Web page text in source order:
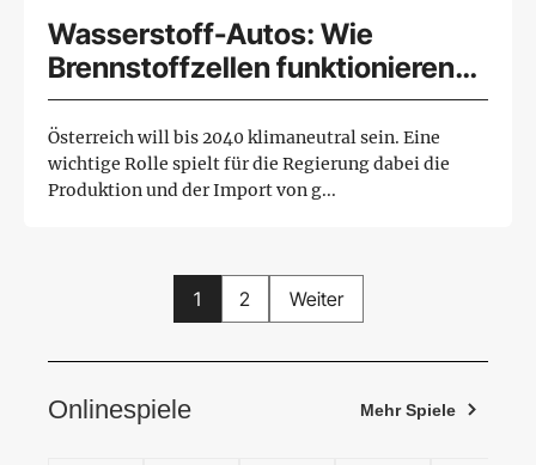
Wasserstoff-Autos: Wie
Brennstoffzellen funktionieren
und wie klimafreundlich sie sind
Österreich will bis 2040 klimaneutral sein. Eine
wichtige Rolle spielt für die Regierung dabei die
Produktion und der Import von g...
1 2 Weiter
Onlinespiele Mehr Spiele